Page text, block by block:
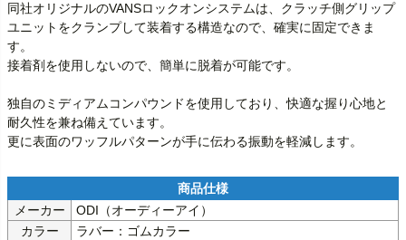
同社オリジナルのVANSロックオンシステムは、クラッチ側グリップ
ユニットをクランプして装着する構造なので、確実に固定できま
す。
接着剤を使用しないので、簡単に脱着が可能です。
独自のミディアムコンパウンドを使用しており、快適な握り心地と
耐久性を兼ね備えています。
更に表面のワッフルパターンが手に伝わる振動を軽減します。
メーカー
ODI（オーディーアイ）
カラー
ラバー：ゴムカラー